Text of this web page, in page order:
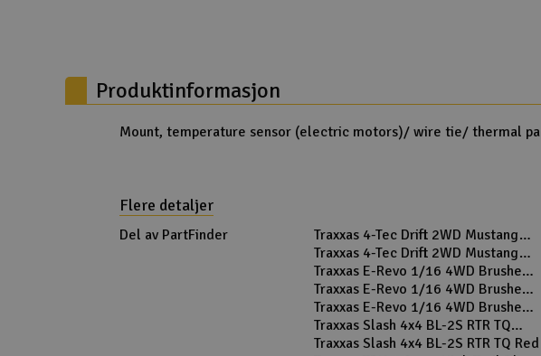
Helikopter
Kamerautstyr
Modelljernbane
Motor & tilbehør
Produktinformasjon
Mount, temperature sensor (electric motors)/ wire tie/ thermal
Flere detaljer
Del av PartFinder
Traxxas 4-Tec Drift 2WD Mustang
1/10 RTR Blue
Traxxas 4-Tec Drift 2WD Mustang
1/10 RTR Red
Traxxas E-Revo 1/16 4WD Brushed
RTR - Green
Traxxas E-Revo 1/16 4WD Brushed
RTR - Orange
Traxxas E-Revo 1/16 4WD Brushed
RTR TQ - Blue
Traxxas Slash 4x4 BL-2S RTR TQ
Green
Traxxas Slash 4x4 BL-2S RTR TQ Red